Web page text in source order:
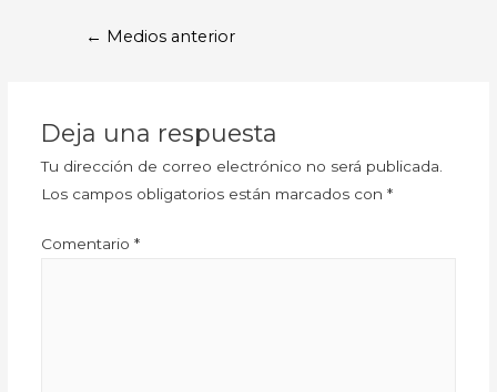
← Medios anterior
Deja una respuesta
Tu dirección de correo electrónico no será publicada.
Los campos obligatorios están marcados con *
Comentario *